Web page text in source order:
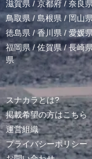
滋賀県 / 京都府 / 奈良
鳥取県/ 島根県 /岡山
徳島県 /香川県 / 愛媛
福岡県/佐賀県/長崎
県
スナカラとは?
掲載希望の方はこちら
運営組織
プライバシーポリシー